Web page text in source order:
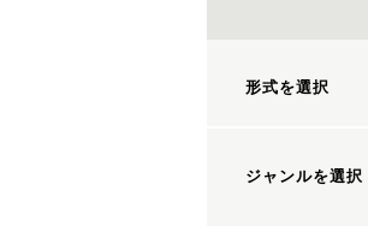
形式を選択
ジャンルを選択